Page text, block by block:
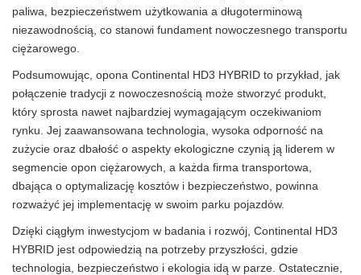
paliwa, bezpieczeństwem użytkowania a długoterminową
niezawodnością, co stanowi fundament nowoczesnego transportu
ciężarowego.
Podsumowując, opona Continental HD3 HYBRID to przykład, jak
połączenie tradycji z nowoczesnością może stworzyć produkt,
który sprosta nawet najbardziej wymagającym oczekiwaniom
rynku. Jej zaawansowana technologia, wysoka odporność na
zużycie oraz dbałość o aspekty ekologiczne czynią ją liderem w
segmencie opon ciężarowych, a każda firma transportowa,
dbająca o optymalizację kosztów i bezpieczeństwo, powinna
rozważyć jej implementację w swoim parku pojazdów.
Dzięki ciągłym inwestycjom w badania i rozwój, Continental HD3
HYBRID jest odpowiedzią na potrzeby przyszłości, gdzie
technologia, bezpieczeństwo i ekologia idą w parze. Ostatecznie,